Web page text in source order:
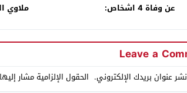
عن وفاة 4 اشخاص:
ملاوي
Leave a
عنوان بريدك الإلكتروني. الحقول الإلزامية مشار